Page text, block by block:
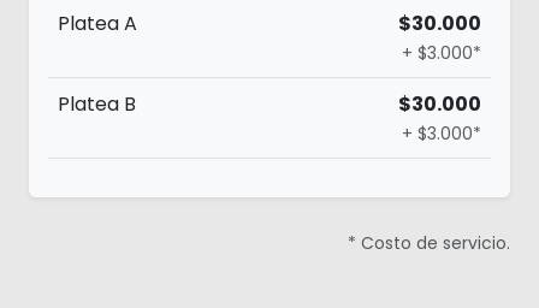
Platea A
$30.000
+ $3.000*
Platea B $30.000
+ $3.000*
* Costo de servicio.